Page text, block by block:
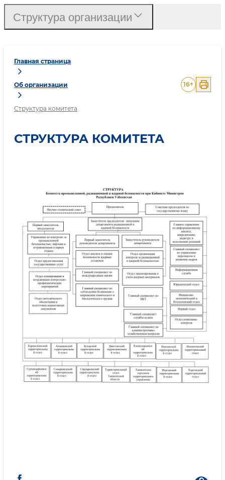
Главная страница
Об организации
Структура комитета
16+
СТРУКТУРА КОМИТЕТА
Структура организации